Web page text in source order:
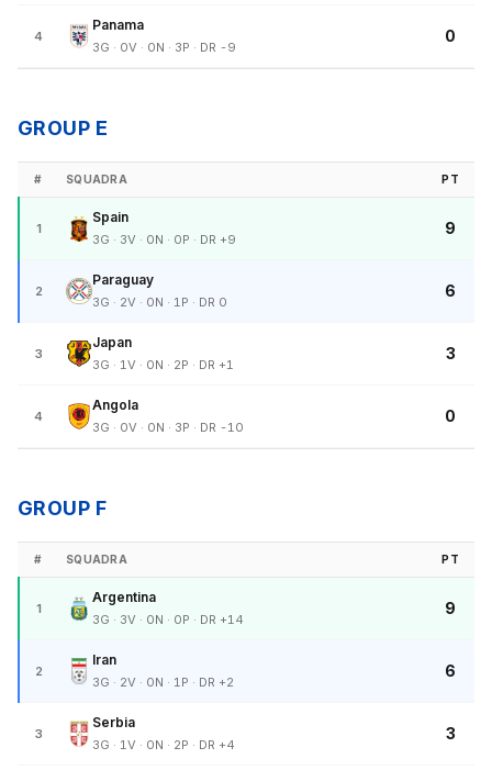
4
Panama
3G · 0V · 0N · 3P · DR -9
0
GROUP E
# SQUADRA PT
1
Spain
3G · 3V · 0N · 0P · DR +9
9
2
Paraguay
3G · 2V · 0N · 1P · DR 0
6
3
Japan
3G · 1V · 0N · 2P · DR +1
3
4
Angola
3G · 0V · 0N · 3P · DR -10
0
GROUP F
# SQUADRA PT
1
Argentina
3G · 3V · 0N · 0P · DR +14
9
2
Iran
3G · 2V · 0N · 1P · DR +2
6
3
Serbia
3G · 1V · 0N · 2P · DR +4
3